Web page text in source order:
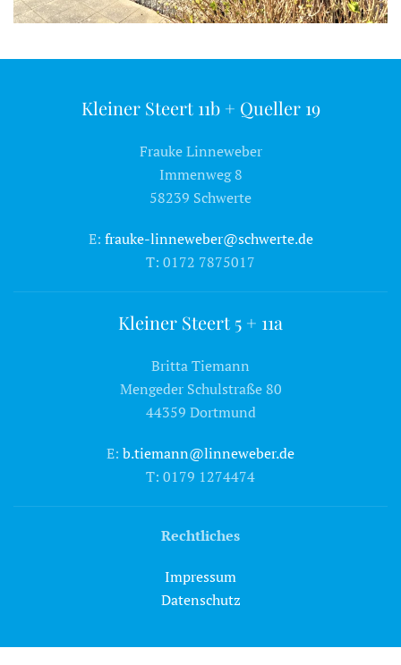
Kleiner Steert 11b + Queller 19
Frauke Linneweber
Immenweg 8
58239 Schwerte
E: frauke-linneweber@schwerte.de
T: 0172 7875017
Kleiner Steert 5 + 11a
Britta Tiemann
Mengeder Schulstraße 80
44359 Dortmund
E: b.tiemann@linneweber.de
T: 0179 1274474
Rechtliches
Impressum
Datenschutz